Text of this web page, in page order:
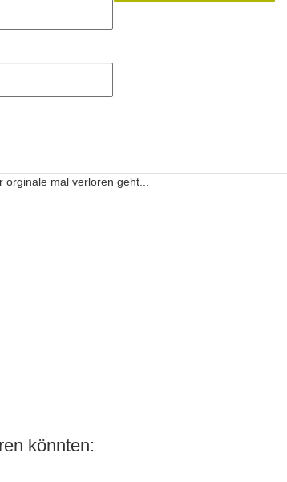
mal verloren geht...
könnten: